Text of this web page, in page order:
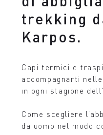
trekking
Karpos.
Capi termici e
accompagnarti
in ogni stagione
Come scegliere
da uomo nel modo